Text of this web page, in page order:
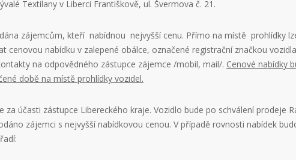
Textilany v Liberci Františkově, ul. Švermova č. 21.
zájemcům, kteří nabídnou nejvyšší cenu. Přímo na místě prohlídky
cenovou nabídku v zalepené obálce, označené registrační značkou
na odpovědného zástupce zájemce /mobil, mail/. Cenové nabídky
době na místě prohlídky vozidel.
za účasti zástupce Libereckého kraje. Vozidlo bude po schválení prodeje
zájemci s nejvyšší nabídkovou cenou. V případě rovnosti nabídek